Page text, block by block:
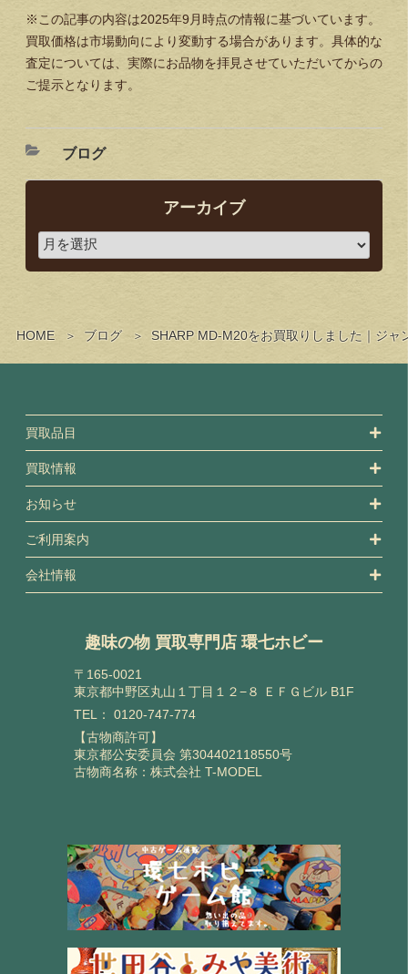
HOME ブログ SHARP MD-M20をお買取りしました｜ジャ
※この記事の内容は2025年9月時点の情報に基づいています。
買取価格は市場動向により変動する場合があります。具体的な
査定については、実際にお品物を拝見させていただいてからの
ご提示となります。
ブログ
アーカイブ
買取品目
買取情報
お知らせ
ご利用案内
会社情報
趣味の物 買取専門店 環七ホビー
〒165-0021
東京都中野区丸山１丁目１２−８ ＥＦＧビル B1F
TEL： 0120-747-774
【古物商許可】
東京都公安委員会 第304402118550号
古物商名称：株式会社 T-MODEL